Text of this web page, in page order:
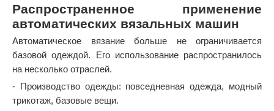
Распространенное применение
автоматических вязальных машин
Автоматическое вязание больше не ограничивается
базовой одеждой. Его использование распространилось
на несколько отраслей.
- Производство одежды: повседневная одежда, модный
трикотаж, базовые вещи.